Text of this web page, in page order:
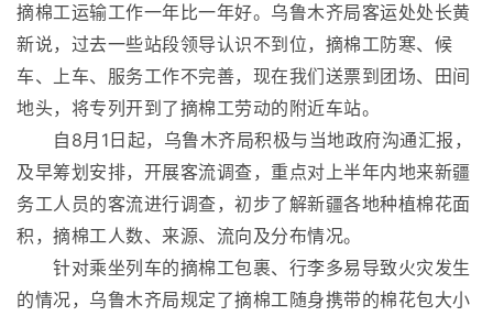
摘棉工运输工作一年比一年好。乌鲁木齐局客运处处长黄
新说，过去一些站段领导认识不到位，摘棉工防寒、候
车、上车、服务工作不完善，现在我们送票到团场、田间
地头，将专列开到了摘棉工劳动的附近车站。
自8月1日起，乌鲁木齐局积极与当地政府沟通汇报，
及早筹划安排，开展客流调查，重点对上半年内地来新疆
务工人员的客流进行调查，初步了解新疆各地种植棉花面
积，摘棉工人数、来源、流向及分布情况。
针对乘坐列车的摘棉工包裹、行李多易导致火灾发生
的情况，乌鲁木齐局规定了摘棉工随身携带的棉花包大小